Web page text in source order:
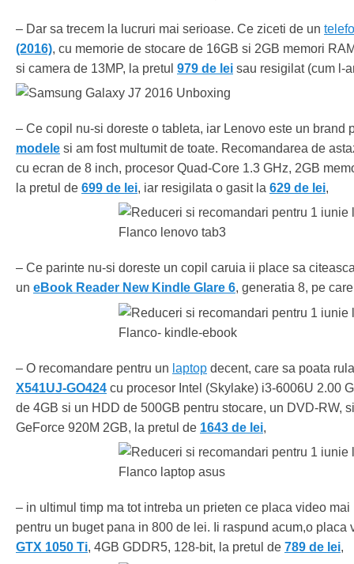
– Dar sa trecem la lucruri mai serioase. Ce ziceti de un
(2016), cu memorie de stocare de 16GB si 2GB memori
si camera de 13MP, la pretul 979 de lei sau resigilat (cum l-
– Ce copil nu-si doreste o tableta, iar Lenovo este un brand
modele si am fost multumit de toate. Recomandarea de
cu ecran de 8 inch, procesor Quad-Core 1.3 GHz, 2GB
la pretul de 699 de lei, iar resigilata o gasit la 629 de lei,
– Ce parinte nu-si doreste un copil caruia ii place sa
un eBook Reader New Kindle Glare 6, generatia 8, pe
– O recomandare pentru un laptop decent, care sa poata
X541UJ-GO424 cu procesor Intel (Skylake) i3-6006U 2.00
de 4GB si un HDD de 500GB pentru stocare, un DVD-RW,
GeForce 920M 2GB, la pretul de 1643 de lei,
– in ultimul timp ma tot intreba un prieten ce placa video
pentru un buget pana in 800 de lei. Ii raspund acum,o placa
GTX 1050 Ti, 4GB GDDR5, 128-bit, la pretul de 789 de lei,